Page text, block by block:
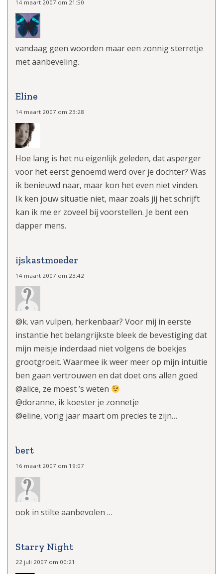
14 maart 2007 om 21:50
vandaag geen woorden maar een zonnig sterretje
met aanbeveling.
Eline
14 maart 2007 om 23:28
Hoe lang is het nu eigenlijk geleden, dat asperger
voor het eerst genoemd werd over je dochter? Was
ik benieuwd naar, maar kon het even niet vinden.
Ik ken jouw situatie niet, maar zoals jij het schrijft
kan ik me er zoveel bij voorstellen. Je bent een
dapper mens.
ijskastmoeder
14 maart 2007 om 23:42
@k. van vulpen, herkenbaar? Voor mij in eerste
instantie het belangrijkste bleek de bevestiging dat
mijn meisje inderdaad niet volgens de boekjes
grootgroeit. Waarmee ik weer meer op mijn intuïtie
ben gaan vertrouwen en dat doet ons allen goed
@alice, ze moest ’s weten
@doranne, ik koester je zonnetje
@eline, vorig jaar maart om precies te zijn…
bert
16 maart 2007 om 19:07
ook in stilte aanbevolen …
Starry Night
22 juli 2007 om 00:21